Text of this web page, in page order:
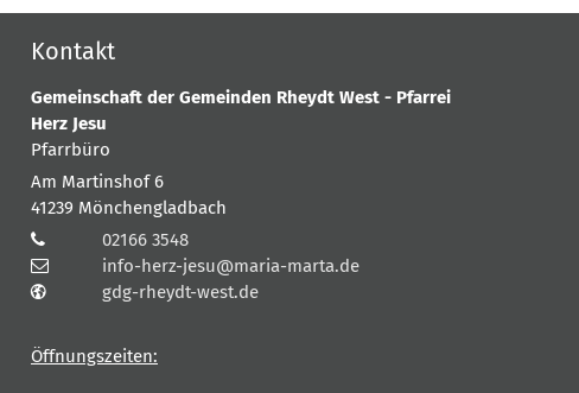
Kontakt
Gemeinschaft der Gemeinden Rheydt West - Pfarrei
Herz Jesu
Pfarrbüro
Am Martinshof 6
41239 Mönchengladbach
02166 3548
info-herz-jesu@maria-marta.de
gdg-rheydt-west.de
Öffnungszeiten: